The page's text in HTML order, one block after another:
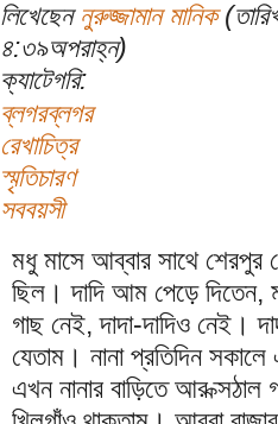
লিখেছেন নুরুজ্জামান মানিক
৪:৩৯অপরাহ্ন)
ক্যাটেগরি:
ব্লগরব্লগর
রেখাচিত্র
স্মৃতিচারণ
সববয়সী
মধু মাসে আব্বার সাথে শেরপুর
ছিল। দাদি আম পেড়ে
গাছ নেই, দাদা-দাদিও নেই।
যেতাম। নানা প্রতিদিন
এখন নানার বাড়িতে আর